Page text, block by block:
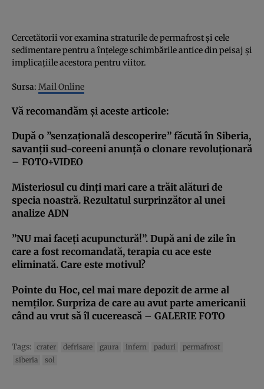
Cercetătorii vor examina straturile de permafrost şi cele
sedimentare pentru a înţelege schimbările antice din peisaj şi
implicaţiile acestora pentru viitor.
Sursa: Mail Online
Vă recomandăm şi aceste articole:
După o ”senzaţională descoperire” făcută în Siberia,
savanţii sud-coreeni anunţă o clonare revoluţionară
– FOTO+VIDEO
Misteriosul cu dinţi mari care a trăit alături de
specia noastră. Rezultatul surprinzător al unei
analize ADN
”NU mai faceţi acupunctură!”. După ani de zile în
care a fost recomandată, terapia cu ace este
eliminată. Care este motivul?
Pointe du Hoc, cel mai mare depozit de arme al
nemţilor. Surpriza de care au avut parte americanii
când au vrut să îl cucerească – GALERIE FOTO
Tags: crater defrisare gaura infern paduri
permafrost
siberia
sol